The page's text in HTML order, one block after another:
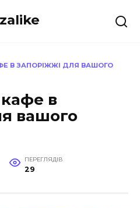
В ЗАПОРІЖЖІ ДЛЯ ВАШОГО
в
вашого
ПЕРЕГЛЯДІВ
29